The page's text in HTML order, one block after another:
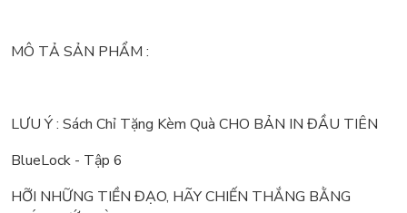
MÔ TẢ SẢN PHẨM :
LƯU Ý : Sách Chỉ Tặng Kèm Quà CHO BẢN IN ĐẦU TIÊN
BlueLock - Tập 6
HỠI NHỮNG TIỀN ĐẠO, HÃY CHIẾN THẮNG BẰNG